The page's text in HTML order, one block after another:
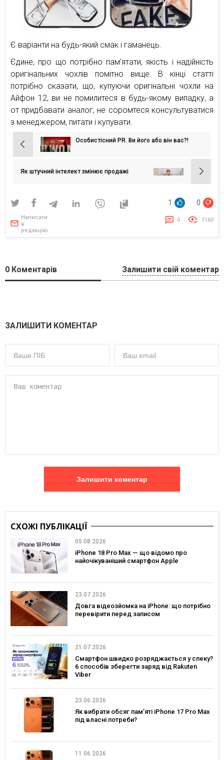
Є варіанти на будь-який смак і гаманець.
Єдине, про що потрібно пам’ятати, якість і надійність
оригінальних чохлів помітно вище. В кінці статті
потрібно сказати, що, купуючи оригінальні чохли на
Айфон 12, ви не помилитеся в будь-якому випадку, а
от придбавати аналог, не соромтеся консультуватися
з менеджером, питати і купувати.
Навігація
записів
Особистісний PR. Ви його або він вас?!
Як штучний інтелект змінює продажі
1 0
Написати
в
редакцію
0 1160
0 Коментарів Залишити свій коментар
ЗАЛИШИТИ КОМЕНТАР
Залишити коментар
СХОЖІ ПУБЛІКАЦІЇ
05.08.2026
iPhone 18 Pro Max — що відомо про
найочікуваніший смартфон Apple
23.07.2026
Довга відеозйомка на iPhone: що потрібно
перевірити перед записом
21.07.2026
Смартфон швидко розряджається у спеку?
6 способів зберегти заряд від Rakuten
Viber
23.06.2026
Як вибрати обсяг пам’яті iPhone 17 Pro Max
під власні потреби?
11.06.2026